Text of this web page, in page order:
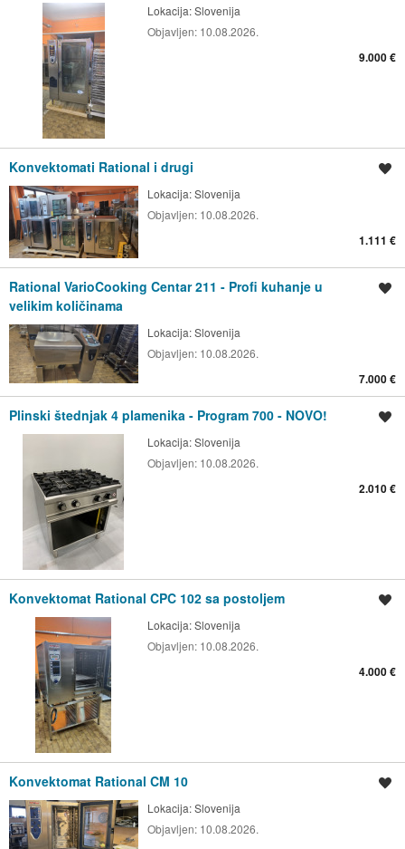
Lokacija:Slovenija
Objavljen: 10.08.2026.
9.000 €
Konvektomati Rational i drugi
Lokacija:Slovenija
Objavljen: 10.08.2026.
1.111 €
Rational VarioCooking Centar 211 - Profi kuhanje u
velikim količinama
Lokacija:Slovenija
Objavljen: 10.08.2026.
7.000 €
Plinski štednjak 4 plamenika - Program 700 - NOVO!
Lokacija:Slovenija
Objavljen: 10.08.2026.
2.010 €
Konvektomat Rational CPC 102 sa postoljem
Lokacija:Slovenija
Objavljen: 10.08.2026.
4.000 €
Konvektomat Rational CM 10
Lokacija:Slovenija
Objavljen: 10.08.2026.